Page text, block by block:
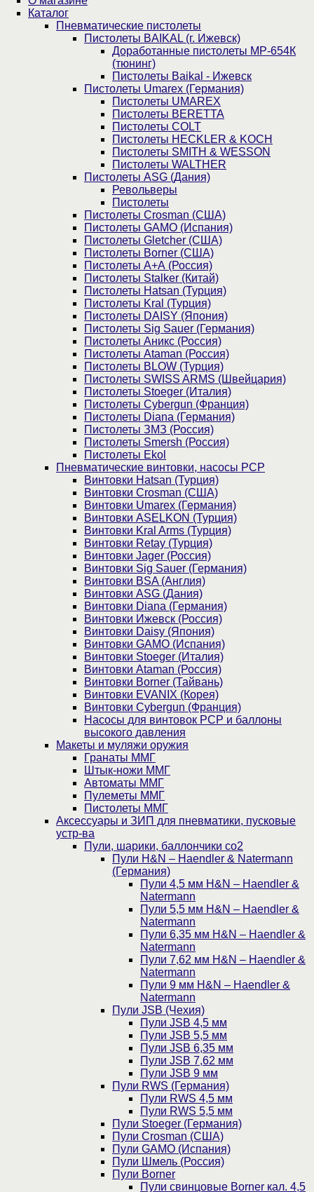
Каталог
Пнев­ма­ти­чес­кие пистолеты
Пистолеты BAIKAL (г. Ижевск)
Доработанные пистолеты МР-654К
(тюнинг)
Пистолеты Baikal - Ижевск
Пистолеты Umarex (Германия)
Пистолеты UMAREX
Пистолеты BERETTA
Пистолеты COLT
Пистолеты HECKLER & KOCH
Пистолеты SMITH & WESSON
Пистолеты WALTHER
Пистолеты ASG (Дания)
Револьверы
Пистолеты
Пистолеты Crosman (США)
Пистолеты GAMO (Испания)
Пистолеты Gletcher (США)
Пистолеты Borner (США)
Пистолеты А+А (Россия)
Пистолеты Stalker (Китай)
Пистолеты Hatsan (Турция)
Пистолеты Kral (Турция)
Пистолеты DAISY (Япония)
Пистолеты Sig Sauer (Германия)
Пистолеты Аникс (Россия)
Пистолеты Ataman (Россия)
Пистолеты BLOW (Турция)
Пистолеты SWISS ARMS (Швейцария)
Пистолеты Stoeger (Италия)
Пистолеты Cybergun (Франция)
Пистолеты Diana (Германия)
Пистолеты ЗМЗ (Россия)
Пистолеты Smersh (Россия)
Пистолеты Ekol
Пневматические винтовки, насосы PCP
Винтовки Hatsan (Турция)
Винтовки Crosman (США)
Винтовки Umarex (Германия)
Винтовки ASELKON (Турция)
Винтовки Kral Arms (Турция)
Винтовки Retay (Турция)
Винтовки Jager (Россия)
Винтовки Sig Sauer (Германия)
Винтовки BSA (Англия)
Винтовки ASG (Дания)
Винтовки Diana (Германия)
Винтовки Ижевск (Россия)
Винтовки Daisy (Япония)
Винтовки GAMO (Испания)
Винтовки Stoeger (Италия)
Винтовки Ataman (Россия)
Винтовки Borner (Тайвань)
Винтовки EVANIX (Корея)
Винтовки Cybergun (Франция)
Насосы для винтовок PCP и баллоны
высокого давления
Макеты и муляжи оружия
Гранаты ММГ
Штык-ножи ММГ
Автоматы ММГ
Пулеметы ММГ
Пистолеты ММГ
Аксессуары и ЗИП для пневматики, пусковые
устр-ва
Пули, шарики, баллончики со2
Пули H&N – Haendler & Natermann
(Германия)
Пули 4,5 мм H&N – Haendler &
Natermann
Пули 5,5 мм H&N – Haendler &
Natermann
Пули 6,35 мм H&N – Haendler &
Natermann
Пули 7,62 мм H&N – Haendler &
Natermann
Пули 9 мм H&N – Haendler &
Natermann
Пули JSB (Чехия)
Пули JSB 4,5 мм
Пули JSB 5,5 мм
Пули JSB 6,35 мм
Пули JSB 7,62 мм
Пули JSB 9 мм
Пули RWS (Германия)
Пули RWS 4,5 мм
Пули RWS 5,5 мм
Пули Stoeger (Германия)
Пули Crosman (США)
Пули GAMO (Испания)
Пули Шмель (Россия)
Пули Borner
Пули свинцовые Borner кал. 4,5